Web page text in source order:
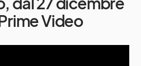
Video